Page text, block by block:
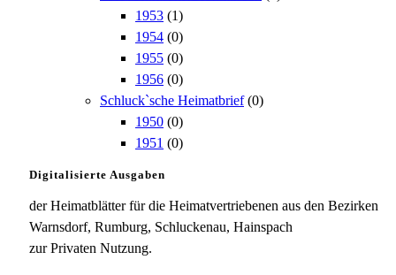
1953 (1)
1954 (0)
1955 (0)
1956 (0)
Schluck`sche Heimatbrief (0)
1950 (0)
1951 (0)
Digitalisierte Ausgaben
der Heimatblätter für die Heimatvertriebenen aus den Bezirken
Warnsdorf, Rumburg, Schluckenau, Hainspach
zur Privaten Nutzung.